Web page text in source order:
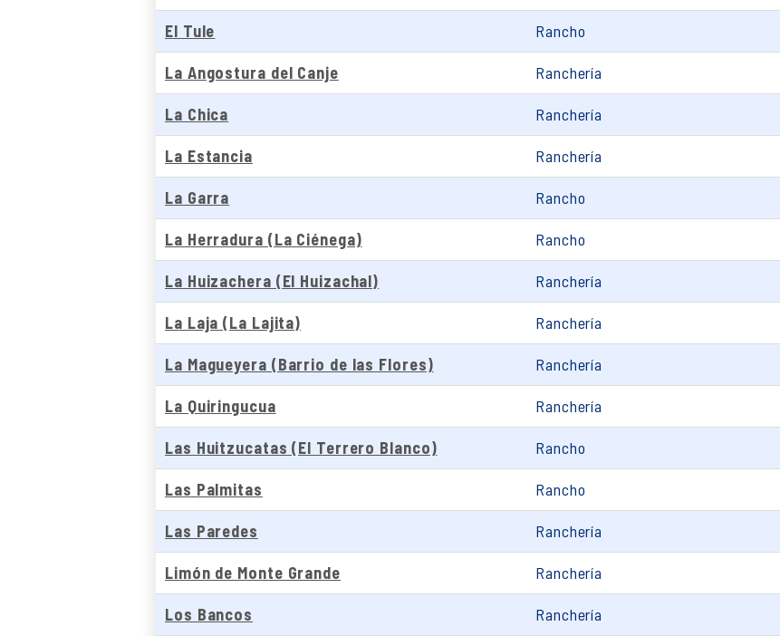
El Tule Rancho
La Angostura del Canje Ranchería
La Chica Ranchería
La Estancia Ranchería
La Garra Rancho
La Herradura (La Ciénega) Rancho
La Huizachera (El Huizachal) Ranchería
La Laja (La Lajita) Ranchería
La Magueyera (Barrio de las Flores) Ranchería
La Quiringucua Ranchería
Las Huitzucatas (El Terrero Blanco) Rancho
Las Palmitas Rancho
Las Paredes Ranchería
Limón de Monte Grande Ranchería
Los Bancos Ranchería